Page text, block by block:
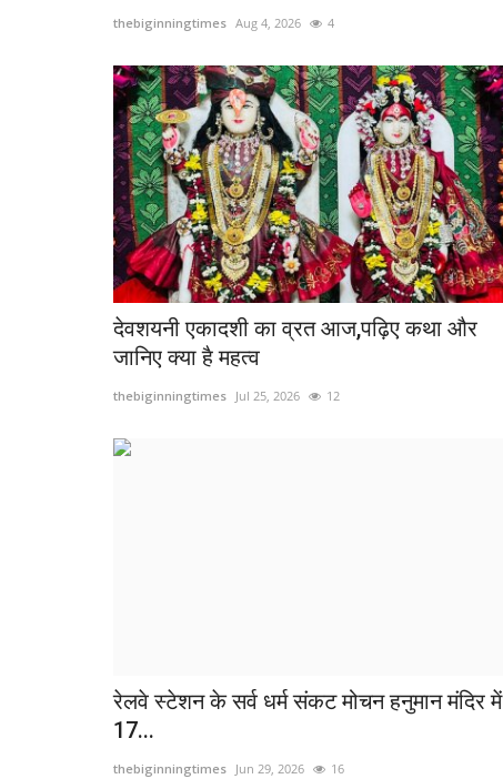
thebiginningtimes Aug 4, 2026 4
देवशयनी एकादशी का व्रत आज,पढ़िए कथा और
जानिए क्या है महत्व
thebiginningtimes Jul 25, 2026 12
रेलवे स्टेशन के सर्व धर्म संकट मोचन हनुमान मंदिर में
17...
thebiginningtimes Jun 29, 2026 16